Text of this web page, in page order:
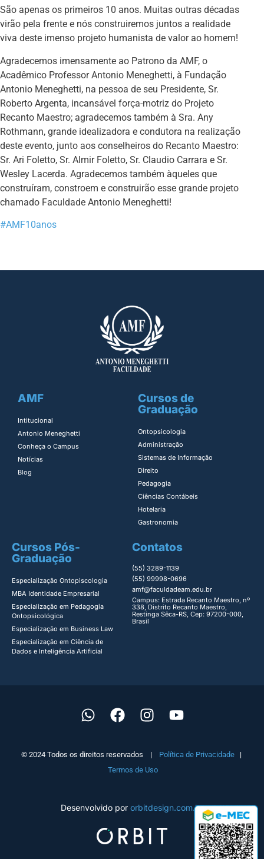
São apenas os primeiros 10 anos. Muitas outras décadas
virão pela frente e nós construiremos juntos a realidade
viva deste imenso projeto humanista de valor ao homem!
Agradecemos imensamente ao Patrono da AMF, o
Acadêmico Professor Antonio Meneghetti, à Fundação
Antonio Meneghetti, na pessoa de seu Presidente, Sr.
Roberto Argenta, incansável força-motriz do Projeto
Recanto Maestro; agradecemos também à Sra. Any
Rothmann, grande idealizadora e condutora na realização
deste evento, junto aos conselheiros do Recanto Maestro:
Sr. Ari Foletto, Sr. Almir Foletto, Sr. Claudio Carrara e Sr.
Wesley Lacerda. Agradecemos também àqueles que
construíram, constroem e construirão esse grande projeto
chamado Faculdade Antonio Meneghetti!
#AMF10anos
AMF
Intitucional
Antonio Meneghetti
Conheça o Campus
Notícias
Blog
Cursos de
Graduação
Ontopsicologia ​
Administração​
Sistemas de Informação​
Direito​
Pedagogia
Ciências Contábeis
Hotelaria
Gastronomia
Cursos Pós-
Graduação
Especialização Ontopiscologia ​
MBA Identidade Empresarial​
Especialização em Pedagogia
Ontopsicológica​
Especialização em Business Law
Especialização em Ciência de
Dados e Inteligência Artificial
Contatos
(55) 3289-1139
(55) 99998-0696
amf@faculdadeam.edu.br
Campus: Estrada Recanto Maestro, nº
338, Distrito Recanto Maestro,
Restinga Sêca-RS, Cep: 97200-000,
Brasil
© 2024 Todos os direitos reservados | Política de Privacidade|
Termos de Uso
Desenvolvido por orbitdesign.com.br